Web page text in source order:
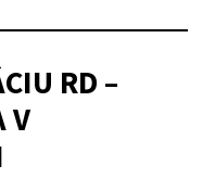
RD –
V